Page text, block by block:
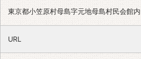
東京都小笠原村母島字元地母島村民会館内
URL